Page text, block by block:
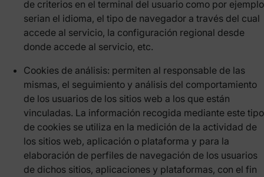
de criterios en el terminal del usuario como por ejemplo
serian el idioma, el tipo de navegador a través del cual
accede al servicio, la configuración regional desde
donde accede al servicio, etc.
Cookies de análisis: permiten al responsable de las
mismas, el seguimiento y análisis del comportamiento
de los usuarios de los sitios web a los que están
vinculadas. La información recogida mediante este tipo
de cookies se utiliza en la medición de la actividad de
los sitios web, aplicación o plataforma y para la
elaboración de perfiles de navegación de los usuarios
de dichos sitios, aplicaciones y plataformas, con el fin